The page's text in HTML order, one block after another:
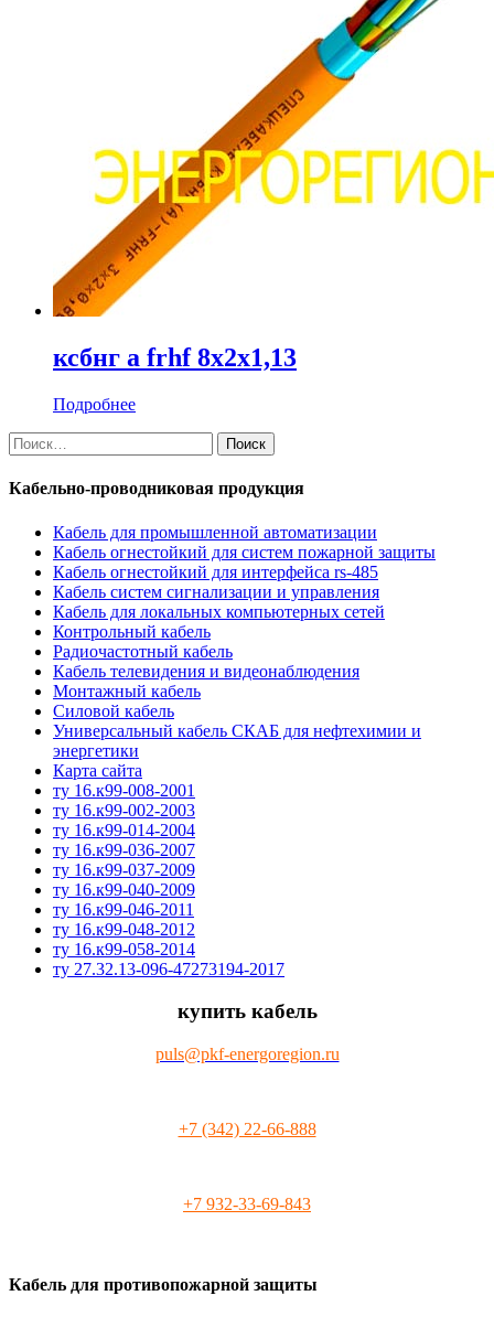
ксбнг а frhf 8х2х1,13
Подробнее
Найти:
Кабельно-проводниковая продукция
Кабель для промышленной автоматизации
Кабель огнестойкий для систем пожарной защиты
Кабель огнестойкий для интерфейса rs-485
Кабель систем сигнализации и управления
Кабель для локальных компьютерных сетей
Контрольный кабель
Радиочастотный кабель
Кабель телевидения и видеонаблюдения
Монтажный кабель
Силовой кабель
Универсальный кабель СКАБ для нефтехимии и
энергетики
Карта сайта
ту 16.к99-008-2001
ту 16.к99-002-2003
ту 16.к99-014-2004
ту 16.к99-036-2007
ту 16.к99-037-2009
ту 16.к99-040-2009
ту 16.к99-046-2011
ту 16.к99-048-2012
ту 16.к99-058-2014
ту 27.32.13-096-47273194-2017
купить кабель
puls@pkf-energoregion.ru
+7 (342) 22-66-888
+7 932-33-69-843
Кабель для противопожарной защиты